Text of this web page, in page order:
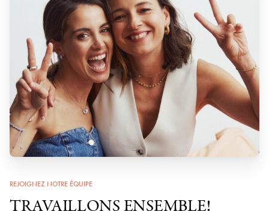
REJOIGNEZ NOTRE ÉQUIPE